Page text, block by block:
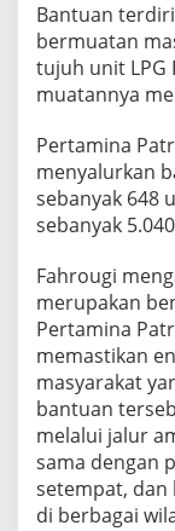
Bantuan
bermuatan
tujuh unit LPG
muatannya
Pertamina
menyalurkan
sebanyak 648
sebanyak
Fahrougi
merupakan
Pertamina
memastikan
masyarakat
bantuan
melalui jalur
sama dengan
setempat, dan
di berbagai